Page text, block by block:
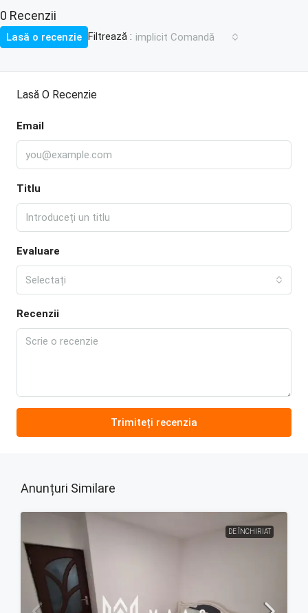
0 Recenzii
Filtrează : implicit Comandă
Lasă o recenzie
Lasă O Recenzie
Email
Titlu
Evaluare
Selectați
Recenzii
Trimiteți recenzia
Anunțuri Similare
DE ÎNCHIRIAT